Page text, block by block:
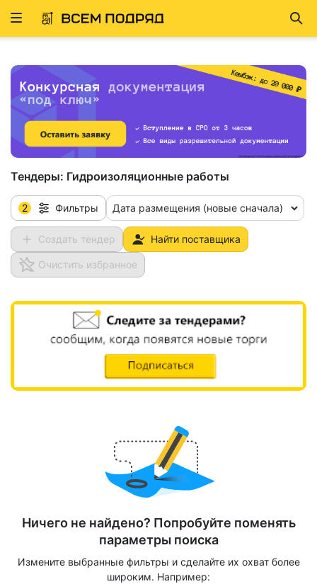
Развернуть
Тендеры: Гидроизоляционные работы
2 Фильтры Дата размещения (новые сначала)
Создать тендер Найти поставщика
Очистить избранное
Ничего не найдено? Попробуйте поменять
параметры поиска
Измените выбранные фильтры и сделайте их охват более
широким. Например: